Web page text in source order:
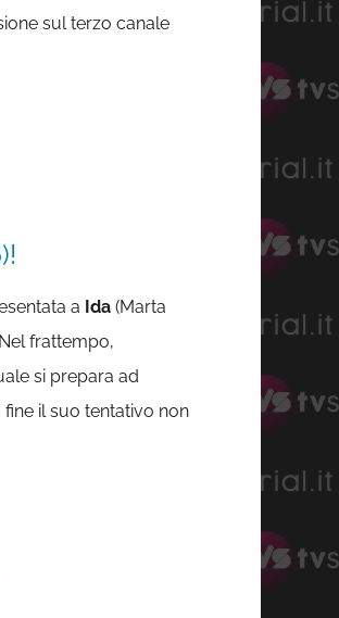
sul terzo canale
a Ida (Marta
frattempo,
si prepara ad
fine il suo tentativo non